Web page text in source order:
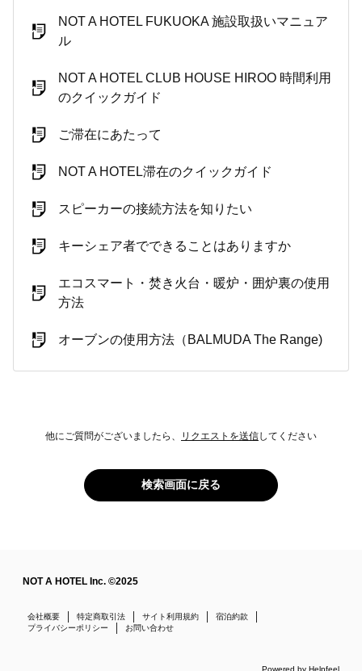
NOT A HOTEL FUKUOKA 施設取扱いマニュア
ル
NOT A HOTEL CLUB HOUSE HIROO 時間利用
のクイックガイド
ご滞在にあたって
NOT A HOTEL滞在のクイックガイド
スピーカーの接続方法を知りたい
キーシェア者でできることはありますか
エコスマート・焚き火台・暖炉・囲炉裏の使用
方法
オーブンの使用方法（BALMUDA The Range)
他にご質問がございましたら、 リクエストを送信してください
検索画面に戻る
NOT A HOTEL Inc. ©2025
会社概要 特定商取引法 サイト利用規約
宿泊約款
プライバシーポリシー
お問い合わせ
Powered by Helpfeel